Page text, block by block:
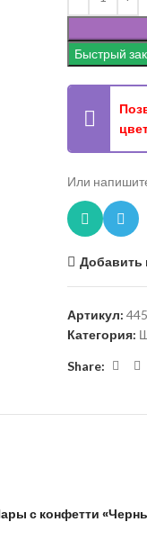
Быстрый
Или
Добавить
Артикул:
Категория:
Share:
с конфетти